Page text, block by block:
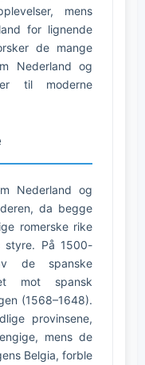
mens
for lignende
de mange
Nederland og
til moderne
Nederland og
da begge
romerske rike
styre. På 1500-
de spanske
mot spansk
(1568–1648).
provinsene,
mens de
Belgia, forble